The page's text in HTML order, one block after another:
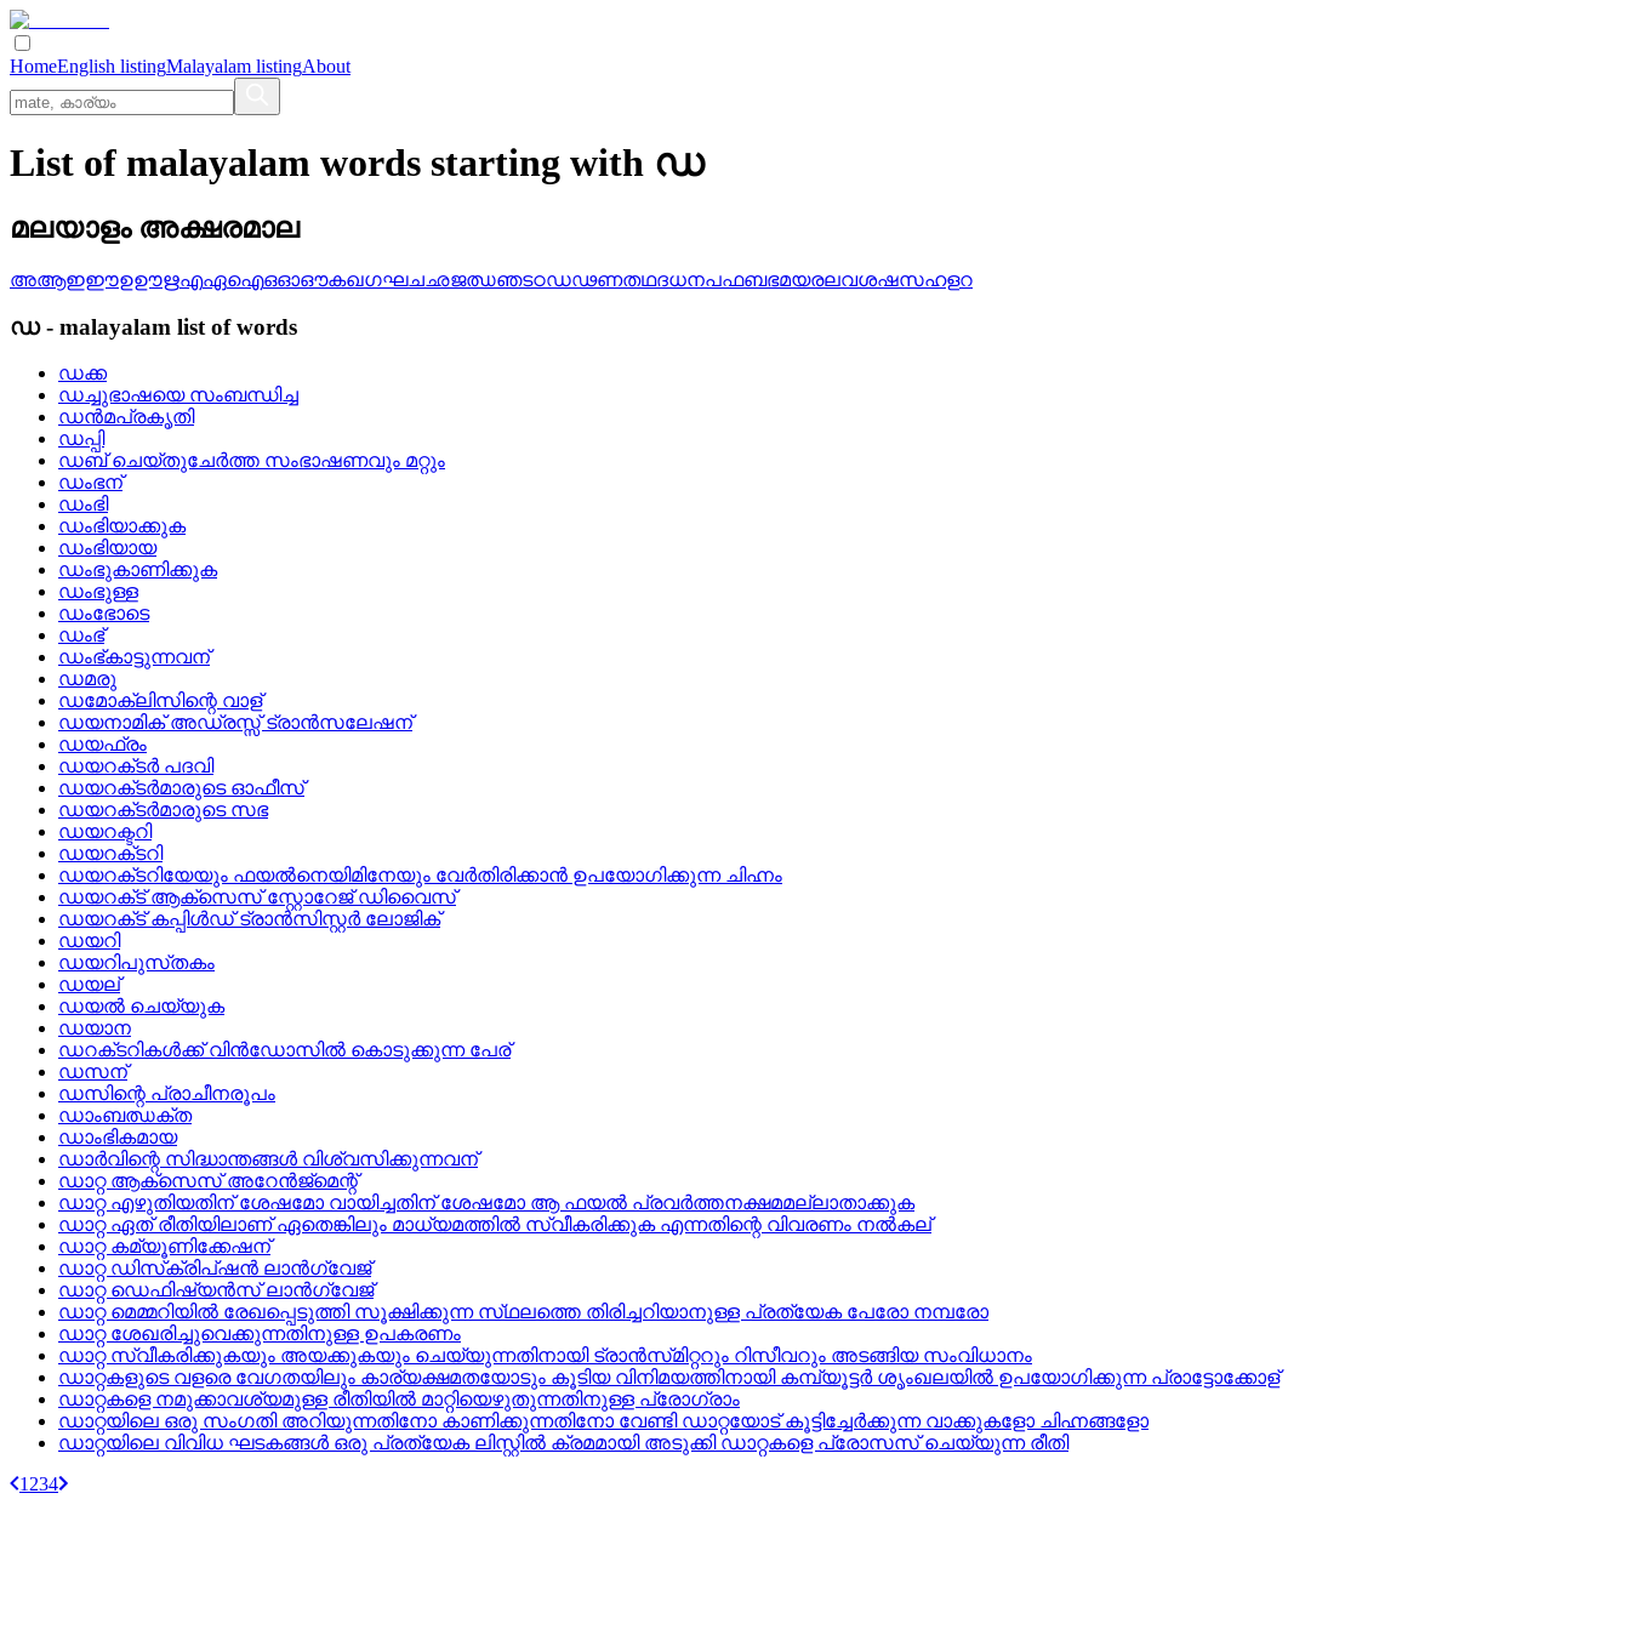
HomeEnglish listingMalayalam listingAbout
List of malayalam words starting with ഡ
മലയാളം അക്ഷരമാല
അആഇഈഉഊഋഎഏഐഒഓഔകഖഗഘചഛജഝഞടഠഡഢണതഥദധനപഫബഭമയരലവശഷസഹളറ
ഡ- malayalam list of words
ഡക്ക
ഡച്ചുഭാഷയെ സംബന്ധിച്ച
ഡന്‍മപ്രകൃതി
ഡപ്പി
ഡബ്‌ ചെയ്‌തുചേര്‍ത്ത സംഭാഷണവും മറ്റും
ഡംഭന്
ഡംഭി
ഡംഭിയാക്കുക
ഡംഭിയായ
ഡംഭുകാണിക്കുക
ഡംഭുള്ള
ഡംഭോടെ
ഡംഭ്
ഡംഭ്‌കാട്ടുന്നവന്
ഡമരു
ഡമോക്ലിസിന്റെ വാള്
ഡയനാമിക്‌ അഡ്രസ്സ്‌ ട്രാന്‍സലേഷന്
ഡയഫ്രം
ഡയറക്‌ടര്‍ പദവി
ഡയറക്‌ടര്‍മാരുടെ ഓഫീസ്
ഡയറക്‌ടര്‍മാരുടെ സഭ
ഡയറക്ടറി
ഡയറക്‌ടറി
ഡയറക്‌ടറിയേയും ഫയല്‍നെയിമിനേയും വേര്‍തിരിക്കാന്‍ ഉപയോഗിക്കുന്ന ചിഹ്നം
ഡയറക്‌ട്‌ ആക്‌സെസ്‌ സ്റ്റോറേജ്‌ ഡിവൈസ്
ഡയറക്‌ട്‌ കപ്പിള്‍ഡ്‌ ട്രാന്‍സിസ്റ്റര്‍ ലോജിക്
ഡയറി
ഡയറിപുസ്‌തകം
ഡയല്
ഡയല്‍ ചെയ്യുക
ഡയാന
ഡറക്‌ടറികള്‍ക്ക്‌ വിന്‍ഡോസില്‍ കൊടുക്കുന്ന പേര്
ഡസന്
ഡസിന്റെ പ്രാചീനരൂപം
ഡാംബഝക്ത
ഡാംഭികമായ
ഡാര്‍വിന്റെ സിദ്ധാന്തങ്ങള്‍ വിശ്വസിക്കുന്നവന്
ഡാറ്റ ആക്‌സെസ്‌ അറേന്‍ജ്‌മെന്റ്
ഡാറ്റ എഴുതിയതിന്‌ ശേഷമോ വായിച്ചതിന്‌ ശേഷമോ ആ ഫയല്‍ പ്രവര്‍ത്തനക്ഷമമല്ലാതാക്കുക
ഡാറ്റ ഏത്‌ രീതിയിലാണ്‌ ഏതെങ്കിലും മാധ്യമത്തില്‍ സ്വീകരിക്കുക എന്നതിന്റെ വിവരണം നല്‍കല്
ഡാറ്റ കമ്യൂണിക്കേഷന്
ഡാറ്റ ഡിസ്‌ക്രിപ്‌ഷന്‍ ലാന്‍ഗ്വേജ്
ഡാറ്റ ഡെഫിഷ്യന്‍സ്‌ ലാന്‍ഗ്വേജ്
ഡാറ്റ മെമ്മറിയില്‍ രേഖപ്പെടുത്തി സൂക്ഷിക്കുന്ന സ്‌ഥലത്തെ തിരിച്ചറിയാനുള്ള പ്രത്യേക പേരോ നമ്പരോ
ഡാറ്റ ശേഖരിച്ചുവെക്കുന്നതിനുള്ള ഉപകരണം
ഡാറ്റ സ്വീകരിക്കുകയും അയക്കുകയും ചെയ്യുന്നതിനായി ട്രാന്‍സ്‌മിറ്ററും റിസീവറും അടങ്ങിയ സംവിധാനം
ഡാറ്റകളുടെ വളരെ വേഗതയിലും കാര്യക്ഷമതയോടും കൂടിയ വിനിമയത്തിനായി കമ്പ്യൂട്ടര്‍ ശൃംഖലയില്‍ ഉപയോഗിക്കുന്ന പ്രാട്ടോക്കോള്
ഡാറ്റകളെ നമുക്കാവശ്യമുള്ള രീതിയില്‍ മാറ്റിയെഴുതുന്നതിനുള്ള പ്രോഗ്രാം
ഡാറ്റയിലെ ഒരു സംഗതി അറിയുന്നതിനോ കാണിക്കുന്നതിനോ വേണ്ടി ഡാറ്റയോട്‌ കൂട്ടിച്ചേര്‍ക്കുന്ന വാക്കുകളോ ചിഹ്നങ്ങളോ
ഡാറ്റയിലെ വിവിധ ഘടകങ്ങള്‍ ഒരു പ്രത്യേക ലിസ്റ്റില്‍ ക്രമമായി അടുക്കി ഡാറ്റകളെ പ്രോസസ് ചെയ്യുന്ന രീതി
1 234